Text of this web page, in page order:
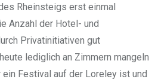
Rheinsteigs erst einmal
Anzahl der Hotel- und
Privatinitiativen gut
lediglich an Zimmern mangeln
Festival auf der Loreley ist und